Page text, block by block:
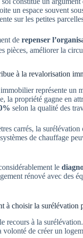
un espace souvent
sur les petites
de repenser
pièces, améliorer la
à la revalorisation
représente un
la propriété gagne en
selon la qualité des
carrés, la
de chauffage
le
rénové avec des
à choisir la surélévation
recours à la
volonté de créer un